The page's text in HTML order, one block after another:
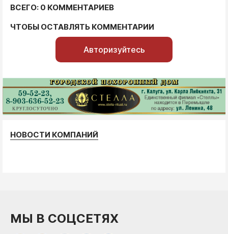
ВСЕГО: 0 КОММЕНТАРИЕВ
ЧТОБЫ ОСТАВЛЯТЬ КОММЕНТАРИИ
Авторизуйтесь
НОВОСТИ КОМПАНИЙ
МЫ В СОЦСЕТЯХ